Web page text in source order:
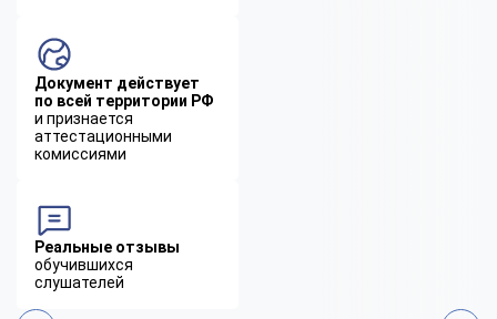
Документ действует
по всей территории РФ
и признается
аттестационными
комиссиями
Реальные отзывы
обучившихся
слушателей